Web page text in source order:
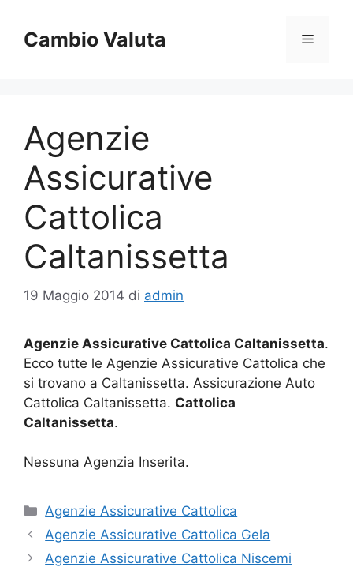
contenuto
Cambio Valuta Menu
Agenzie
Assicurative
Cattolica
Caltanissetta
19 Maggio 2014 di admin
Agenzie Assicurative Cattolica Caltanissetta.
Ecco tutte le Agenzie Assicurative Cattolica che
si trovano a Caltanissetta. Assicurazione Auto
Cattolica Caltanissetta. Cattolica
Caltanissetta.
Nessuna Agenzia Inserita.
Categorie
Agenzie Assicurative Cattolica
Agenzie Assicurative Cattolica Gela
Agenzie Assicurative Cattolica Niscemi